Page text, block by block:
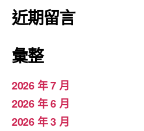
近期留言
彙整
2026 年 7 月
2026 年 6 月
2026 年 3 月